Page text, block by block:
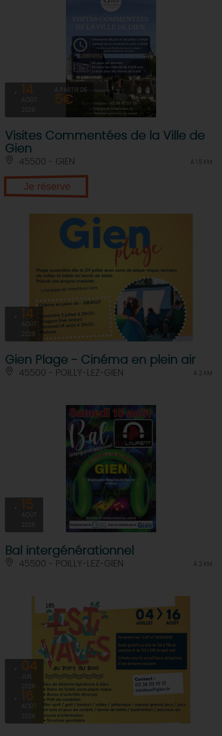
14
AOÛT
2026
À PARTIR DE
5€
Visites Commentées de la Ville de
Gien
45500 - GIEN À 1.5 KM
Je réserve
14
AOÛT
2026
Gien Plage - Cinéma en plein air
45500 - POILLY-LEZ-GIEN À 2 KM
15
AOÛT
2026
Bal intergénérationnel
45500 - POILLY-LEZ-GIEN À 2 KM
04
2026
16
AOÛT
2026